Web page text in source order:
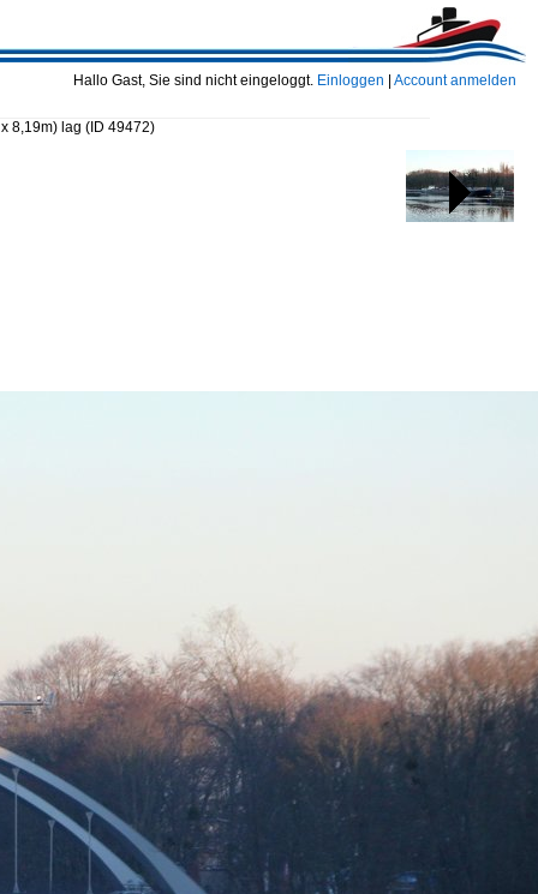
Hallo Gast, Sie sind nicht eingeloggt. Einloggen Account anmelden
8,19m) lag (ID 49472)